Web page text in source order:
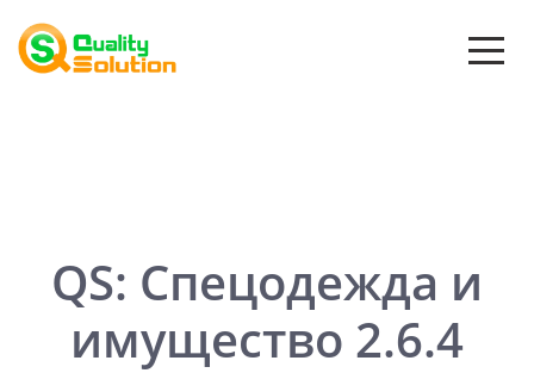
QS: Спецодежда и
имущество 2.6.4